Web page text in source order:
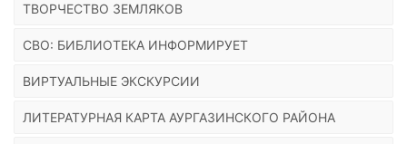
ТВОРЧЕСТВО ЗЕМЛЯКОВ
СВО: БИБЛИОТЕКА ИНФОРМИРУЕТ
ВИРТУАЛЬНЫЕ ЭКСКУРСИИ
ЛИТЕРАТУРНАЯ КАРТА АУРГАЗИНСКОГО РАЙОНА